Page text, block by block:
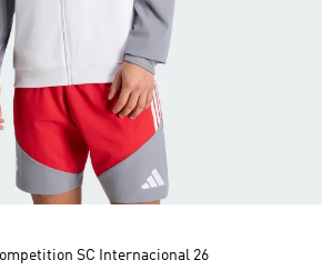
SC Internacional 26